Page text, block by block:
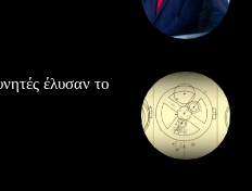
έλυσαν το